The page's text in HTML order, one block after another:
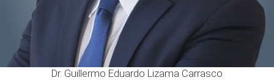
Dr. Guillermo Eduardo Lizama Carrasco